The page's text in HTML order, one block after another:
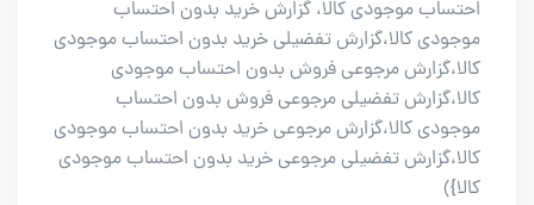
احتساب موجودی کالا، گزارش خرید بدون احتساب
موجودی کالا،گزارش تفضیلی خرید بدون احتساب موجودی
کالا،گزارش مرجوعی فروش بدون احتساب موجودی
کالا،گزارش تفضیلی مرجوعی فروش بدون احتساب
موجودی کالا،گزارش مرجوعی خرید بدون احتساب موجودی
کالا،گزارش تفضیلی مرجوعی خرید بدون احتساب موجودی
کالا})